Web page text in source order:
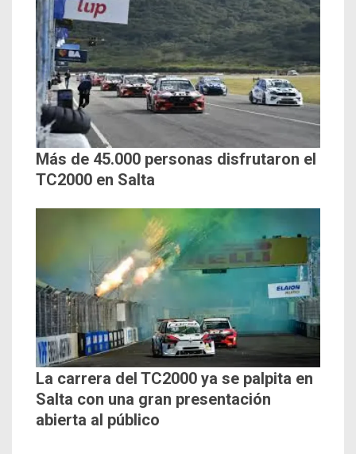
Más de 45.000 personas disfrutaron el
TC2000 en Salta
La carrera del TC2000 ya se palpita en
Salta con una gran presentación
abierta al público